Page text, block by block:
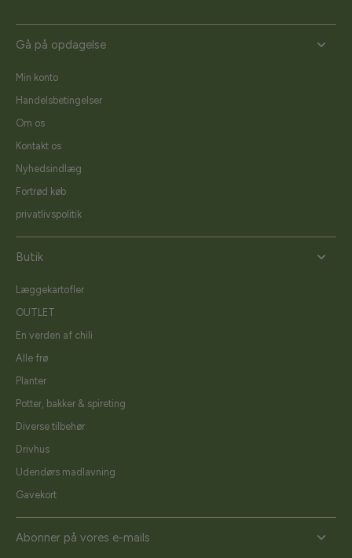
Gå på opdagelse
Min konto
Handelsbetingelser
Om os
Kontakt os
Nyhedsindlæg
Fortrød køb
privatlivspolitik
Butik
Læggekartofler
OUTLET
En verden af chili
Alle frø
Planter
Potter, bakker & spireting
Diverse tilbehør
Drivhus
Udendørs madlavning
Gavekort
Abonner på vores e-mails